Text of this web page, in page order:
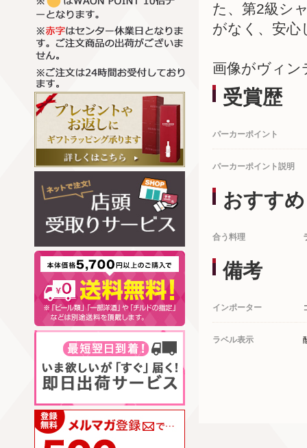
た、第2級シ
がなく、安心
画像がヴィン
受賞歴
パーカーポイント
パーカーポイント説明
おすすめ
合う料理
備考
インポーター
ラベル表示